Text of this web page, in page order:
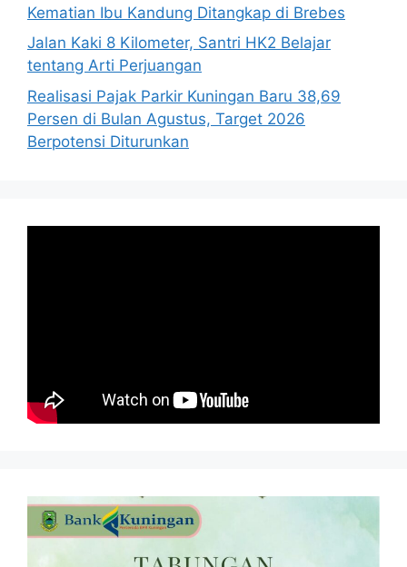
Kematian Ibu Kandung Ditangkap di Brebes
Jalan Kaki 8 Kilometer, Santri HK2 Belajar
tentang Arti Perjuangan
Realisasi Pajak Parkir Kuningan Baru 38,69
Persen di Bulan Agustus, Target 2026
Berpotensi Diturunkan